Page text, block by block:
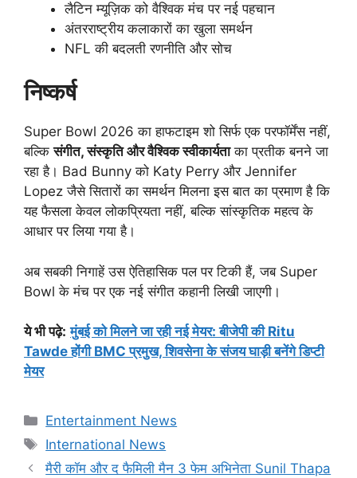
लैटिन म्यूज़िक को वैश्विक मंच पर नई पहचान
अंतरराष्ट्रीय कलाकारों का खुला समर्थन
NFL की बदलती रणनीति और सोच
निष्कर्ष
Super Bowl 2026 का हाफटाइम शो सिर्फ एक परफॉर्मेंस नहीं,
बल्किसंगीत, संस्कृति और वैश्विक स्वीकार्यताका प्रतीक बनने जा
रहा है। Bad Bunny को Katy Perry और Jennifer
Lopez जैसे सितारों का समर्थन मिलना इस बात का प्रमाण है कि
यह फैसला केवल लोकप्रियता नहीं, बल्कि सांस्कृतिक महत्व के
आधार पर लिया गया है।
अब सबकी निगाहें उस ऐतिहासिक पल पर टिकी हैं, जब Super
Bowl के मंच पर एक नई संगीत कहानी लिखी जाएगी।
ये भी पढ़े: मुंबई को मिलने जा रही नई मेयर: बीजेपी की Ritu
Tawde होंगी BMC प्रमुख, शिवसेना के संजय घाड़ी बनेंगे डिप्टी
मेयर
Categories
Entertainment News
Tags
International News
मैरी कॉम और द फैमिली मैन 3 फेम अभिनेता Sunil Thapa